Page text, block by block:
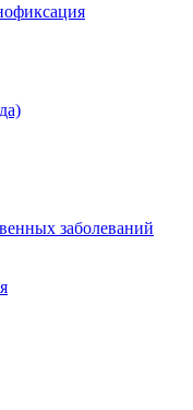
заболеваний